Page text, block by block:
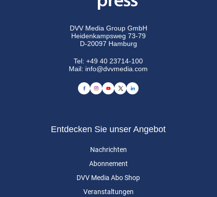
DVV Media Group GmbH
Heidenkampsweg 73-79
D-20097 Hamburg
Tel:+49 40 23714-100
Mail: info@dvvmedia.com
Entdecken Sie unser Angebot
Nachrichten
Abonnement
DVV Media Abo Shop
Veranstaltungen